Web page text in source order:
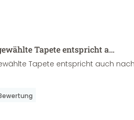
Tapete entspricht a…
Tapete entspricht auch